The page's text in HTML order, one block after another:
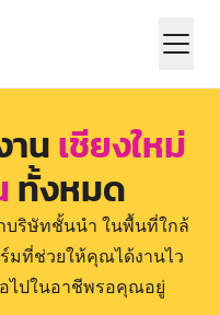
นเชียงใหม่
ทั้งหมด
บริษัทชั้นนำ ในพื้นที่ใกล้
มที่ช่วยให้คุณได้งานไว
อไปในอาชีพรอคุณอยู่